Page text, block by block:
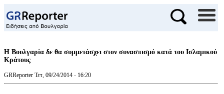
Η Βουλγαρία δε θα συμμετάσχει στον συνασπισμό κατά του Ισλαμικού
Κράτους
GRReporter Τετ, 09/24/2014 - 16:20